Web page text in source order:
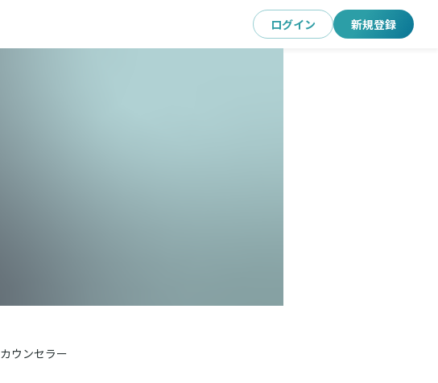
ログイン 新規登録
ウンセラー